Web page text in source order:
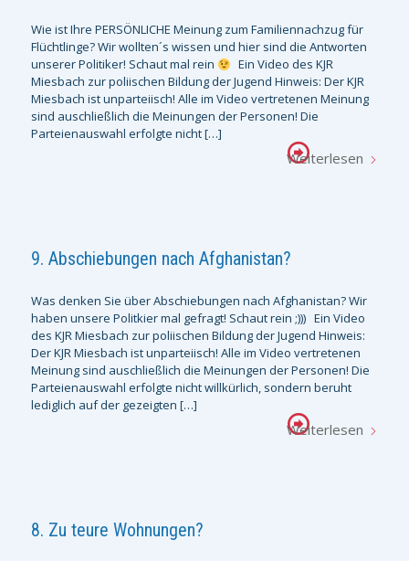
Wie ist Ihre PERSÖNLICHE Meinung zum Familiennachzug für
Flüchtlinge? Wir wollten´s wissen und hier sind die Antworten
unserer Politiker! Schaut mal rein
Ein Video des KJR
Miesbach zur poliischen Bildung der Jugend Hinweis: Der KJR
Miesbach ist unparteiisch! Alle im Video vertretenen Meinung
sind auschließlich die Meinungen der Personen! Die
Parteienauswahl erfolgte nicht […]
Weiterlesen
9. Abschiebungen nach Afghanistan?
Was denken Sie über Abschiebungen nach Afghanistan? Wir
haben unsere Politkier mal gefragt! Schaut rein ;))) Ein Video
des KJR Miesbach zur poliischen Bildung der Jugend Hinweis:
Der KJR Miesbach ist unparteiisch! Alle im Video vertretenen
Meinung sind auschließlich die Meinungen der Personen! Die
Parteienauswahl erfolgte nicht willkürlich, sondern beruht
lediglich auf der gezeigten […]
Weiterlesen
8. Zu teure Wohnungen?